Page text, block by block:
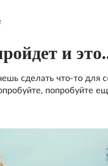
и
сделать что-то для
попробуйте